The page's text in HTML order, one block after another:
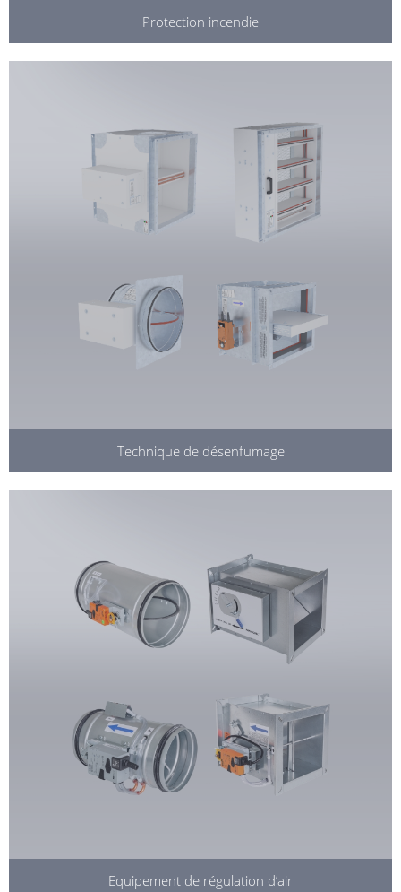
Protection incendie
Technique de désenfumage
Equipement de régulation d’air